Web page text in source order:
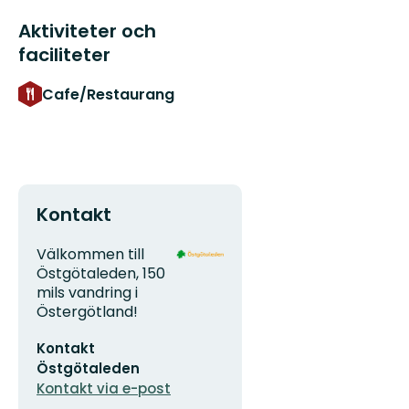
Aktiviteter och
faciliteter
Cafe/Restaurang
Kontakt
Adress
Välkommen till
Östgötaleden, 150
mils vandring i
Östergötland!
postadress
Kontakt
Östgötaleden
Kontakt via e-post
Organisationens